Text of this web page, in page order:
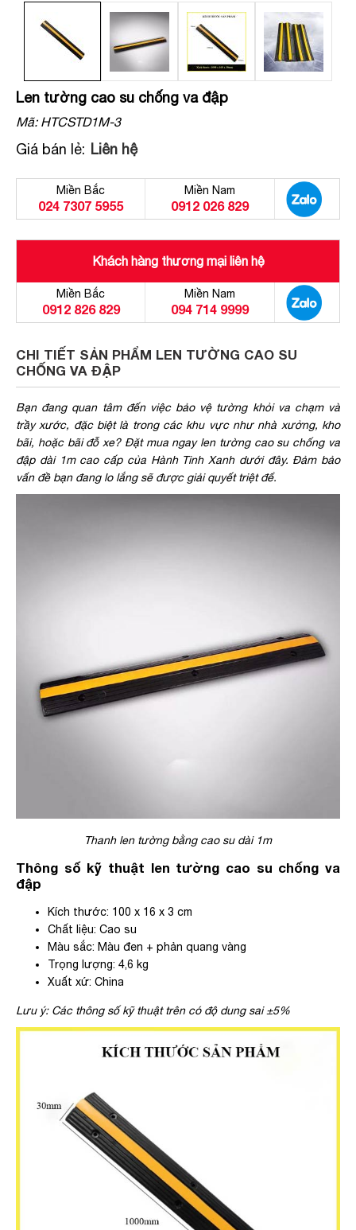
Len tường cao su chống va đập
Mã:HTCSTD1M-3
Giá bán lẻ: Liên hệ
Miền Bắc
024 7307 5955
Miền Nam
0912 026 829
Khách hàng thương mại liên hệ
Miền Bắc
0912 826 829
Miền Nam
094 714 9999
CHI TIẾT SẢN PHẨM LEN TƯỜNG CAO SU
CHỐNG VA ĐẬP
Bạn đang quan tâm đến việc bảo vệ tường khỏi va chạm và
trầy xước, đặc biệt là trong các khu vực như nhà xưởng, kho
bãi, hoặc bãi đỗ xe? Đặt mua ngay len tường cao su chống va
đập dài 1m cao cấp của Hành Tinh Xanh dưới đây. Đảm bảo
vấn đề bạn đang lo lắng sẽ được giải quyết triệt để.
Thanh len tường bằng cao su dài 1m
Thông số kỹ thuật len tường cao su chống va
đập
Kích thước: 100 x 16 x 3 cm
Chất liệu: Cao su
Màu sắc: Màu đen + phản quang vàng
Trọng lượng: 4,6 kg
Xuất xứ: China
Lưu ý: Các thông số kỹ thuật trên có độ dung sai ±5%